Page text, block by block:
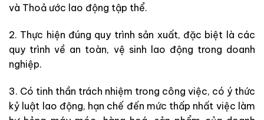
và Thoả ước lao động tập thể.
2. Thực hiện đúng quy trình sản xuất, đặc biệt là các
quy trình về an toàn, vệ sinh lao động trong doanh
nghiệp.
3. Có tinh thần trách nhiệm trong công việc, có ý thức
kỷ luật lao động, hạn chế đến mức thấp nhất việc làm